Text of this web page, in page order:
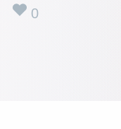
0